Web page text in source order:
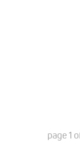
page1